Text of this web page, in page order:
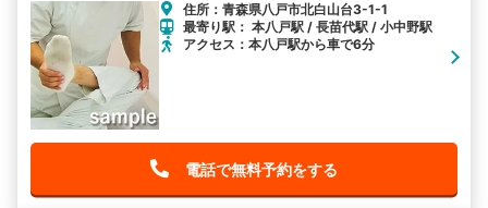
住所：青森県八戸市北白山台3-1-1
最寄り駅： 本八戸駅 / 長苗代駅 / 小中野駅
アクセス：本八戸駅から車で6分
電話で無料予約をする